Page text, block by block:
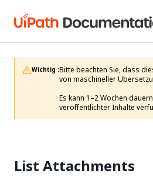
Wichtig :Bitte beachten Sie, dass
von maschineller
Es kann 1–2 Wochen
veröffentlichter Inhalte
List Attachments